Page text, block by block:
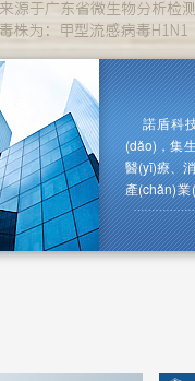
諾盾科
(dǎo)，集
醫(yī)療、
產(chǎn)
(lǐng)域的
經(jīng)十
(yè)的“佼佼